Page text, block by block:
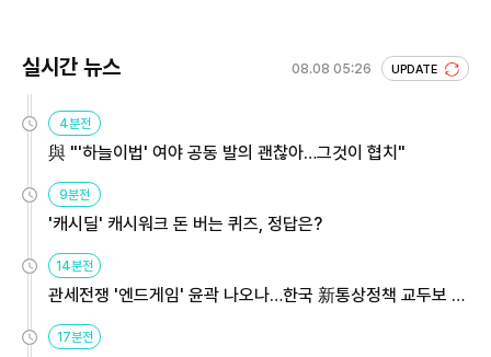
실시간 뉴스 08.08 05:26 UPDATE
4분전
與 "'하늘이법' 여야 공동 발의 괜찮아…그것이 협치"
9분전
'캐시딜' 캐시워크 돈 버는 퀴즈, 정답은?
14분전
관세전쟁 '엔드게임' 윤곽 나오나…한국 新통상정책 교두보 활
용해야
17분전